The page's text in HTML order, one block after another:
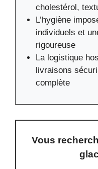
cholestérol,
L’hygiène
individuels et
rigoureuse
La logistique
livraisons
complète
Vous